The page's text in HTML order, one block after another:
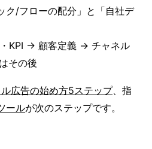
ク/フローの配分」と「自社デ
KPI → 顧客定義 → チャネル
その後
広告の始め方5ステップ、指
ールが次のステップです。